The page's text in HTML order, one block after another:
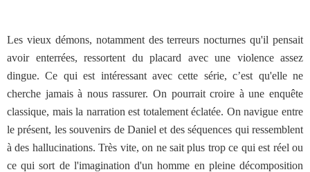
Les vieux démons, notamment des terreurs nocturnes qu'il pensait
avoir enterrées, ressortent du placard avec une violence assez
dingue. Ce qui est intéressant avec cette série, c’est qu'elle ne
cherche jamais à nous rassurer. On pourrait croire à une enquête
classique, mais la narration est totalement éclatée. On navigue entre
le présent, les souvenirs de Daniel et des séquences qui ressemblent
à des hallucinations. Très vite, on ne sait plus trop ce qui est réel ou
ce qui sort de l'imagination d'un homme en pleine décomposition